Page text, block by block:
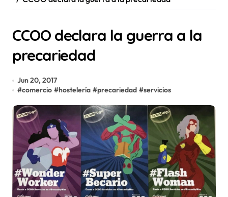
CCOO declara la guerra a la
precariedad
Jun 20, 2017
#comercio #hostelería #precariedad #servicios